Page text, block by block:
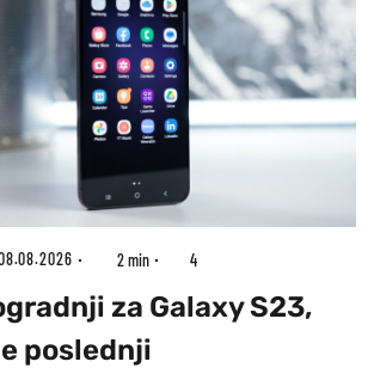
2 min 4
za Galaxy S23,
poslednji